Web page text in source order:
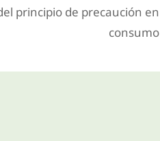
principio de precaución en
consumo